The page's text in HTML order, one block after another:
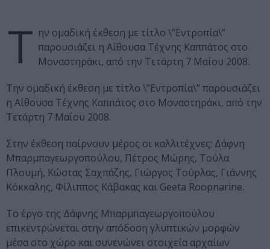
Τ ην ομαδική έκθεση με τίτλο \”Εντροπία\”
παρουσιάζει η Αίθουσα Τέχνης Καππάτος στο
Μοναστηράκι, από την Τετάρτη 7 Μαΐου 2008.
Την ομαδική έκθεση με τίτλο \”Εντροπία\” παρουσιάζει
η Αίθουσα Τέχνης Καππάτος στο Μοναστηράκι, από την
Τετάρτη 7 Μαΐου 2008.
Στην έκθεση παίρνουν μέρος οι καλλιτέχνες: Δάφνη
Μπαρμπαγεωργοπούλου, Πέτρος Μώρης, Τούλα
Πλουμή, Κώστας Σαχπάζης, Γιώργος Τούρλας, Γιάννης
Κόκκαλης, Φίλιππος Κάβακας και Geeta Roopnarine.
Το έργο της Δάφνης Μπαρμπαγεωργοπούλου
επικεντρώνεται στην απόδοση γλυπτικών μορφών
μέσα στο χώρο και συνενώνει στοιχεία αρχαίων